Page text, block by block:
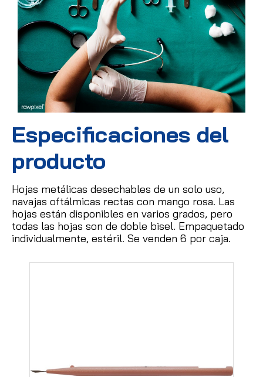
Especificaciones del
producto
Hojas metálicas desechables de un solo uso,
navajas oftálmicas rectas con mango rosa. Las
hojas están disponibles en varios grados, pero
todas las hojas son de doble bisel. Empaquetado
individualmente, estéril. Se venden 6 por caja.